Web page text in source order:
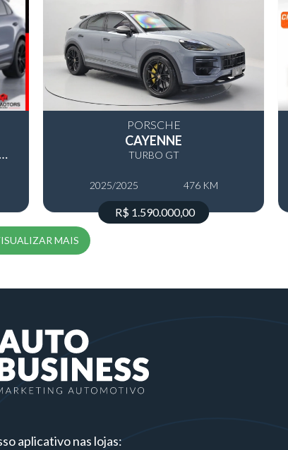
4
.0 V8 GASOLINA TURBO GT COUPÉ AWD TIPTRONIC S
PORSCHE
CAYENNE
TURBO GT
2025/2025 476 KM
R$ 1.590.000,00
MAIS
aplicativo nas lojas: